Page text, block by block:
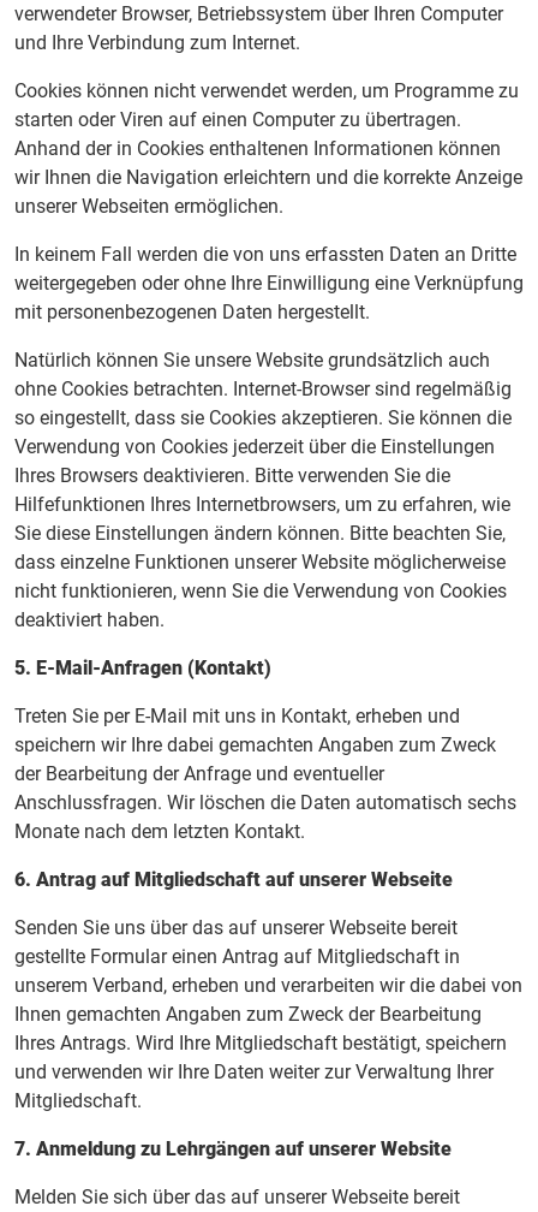
verwendeter Browser, Betriebssystem über Ihren Computer
und Ihre Verbindung zum Internet.
Cookies können nicht verwendet werden, um Programme zu
starten oder Viren auf einen Computer zu übertragen.
Anhand der in Cookies enthaltenen Informationen können
wir Ihnen die Navigation erleichtern und die korrekte Anzeige
unserer Webseiten ermöglichen.
In keinem Fall werden die von uns erfassten Daten an Dritte
weitergegeben oder ohne Ihre Einwilligung eine Verknüpfung
mit personenbezogenen Daten hergestellt.
Natürlich können Sie unsere Website grundsätzlich auch
ohne Cookies betrachten. Internet-Browser sind regelmäßig
so eingestellt, dass sie Cookies akzeptieren. Sie können die
Verwendung von Cookies jederzeit über die Einstellungen
Ihres Browsers deaktivieren. Bitte verwenden Sie die
Hilfefunktionen Ihres Internetbrowsers, um zu erfahren, wie
Sie diese Einstellungen ändern können. Bitte beachten Sie,
dass einzelne Funktionen unserer Website möglicherweise
nicht funktionieren, wenn Sie die Verwendung von Cookies
deaktiviert haben.
5. E-Mail-Anfragen (Kontakt)
Treten Sie per E-Mail mit uns in Kontakt, erheben und
speichern wir Ihre dabei gemachten Angaben zum Zweck
der Bearbeitung der Anfrage und eventueller
Anschlussfragen. Wir löschen die Daten automatisch sechs
Monate nach dem letzten Kontakt.
6. Antrag auf Mitgliedschaft auf unserer Webseite
Senden Sie uns über das auf unserer Webseite bereit
gestellte Formular einen Antrag auf Mitgliedschaft in
unserem Verband, erheben und verarbeiten wir die dabei von
Ihnen gemachten Angaben zum Zweck der Bearbeitung
Ihres Antrags. Wird Ihre Mitgliedschaft bestätigt, speichern
und verwenden wir Ihre Daten weiter zur Verwaltung Ihrer
Mitgliedschaft.
7. Anmeldung zu Lehrgängen auf unserer Website
Melden Sie sich über das auf unserer Webseite bereit